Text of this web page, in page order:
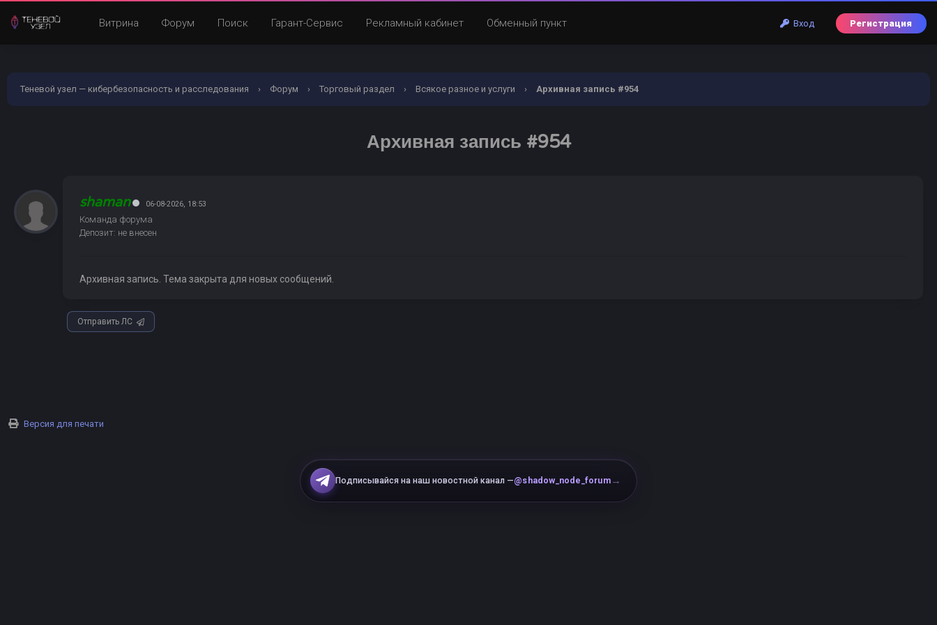
Вход Регистрация
Витрина Форум Поиск Гарант-Сервис Рекламный кабинет Обменный пункт
Теневой узел — кибербезопасность и расследования › Форум › Торговый раздел › Всякое разное и услуги › Архивная запись #954
Архивная запись #954
shaman 06-08-2026, 18:53
Команда форума
Депозит: не внесен
Архивная запись. Тема закрыта для новых сообщений.
Отправить ЛС
Версия для печати
Подписывайся на наш новостной канал —@shadow_node_forum→